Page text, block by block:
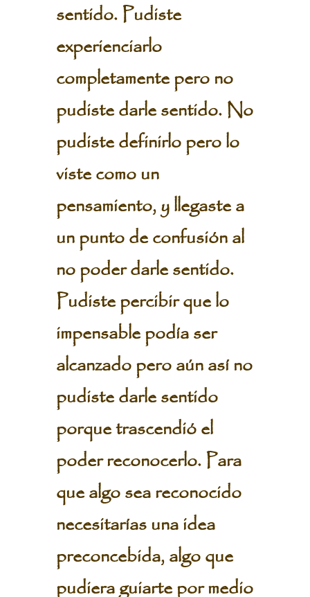
sentido. Pudiste
experienciarlo
completamente pero no
pudiste darle sentido. No
pudiste definirlo pero lo
viste como un
pensamiento, y llegaste a
un punto de confusión al
no poder darle sentido.
Pudiste percibir que lo
impensable podía ser
alcanzado pero aún así no
pudiste darle sentido
porque trascendió el
poder reconocerlo. Para
que algo sea reconocido
necesitarías una idea
preconcebida, algo que
pudiera guiarte por medio